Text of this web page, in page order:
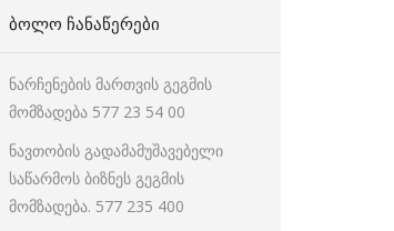
ᲑᲝᲚᲝ ᲩᲐᲜᲐᲬᲔᲠᲔᲑᲘ
ნარჩენების მართვის გეგმის
მომზადება 577 23 54 00
ნავთობის გადამამუშავებელი
საწარმოს ბიზნეს გეგმის
მომზადება. 577 235 400